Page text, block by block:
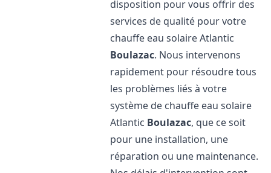
disposition pour vous offrir des
services de qualité pour votre
chauffe eau solaire Atlantic
Boulazac. Nous intervenons
rapidement pour résoudre tous
les problèmes liés à votre
système de chauffe eau solaire
Atlantic Boulazac, que ce soit
pour une installation, une
réparation ou une maintenance.